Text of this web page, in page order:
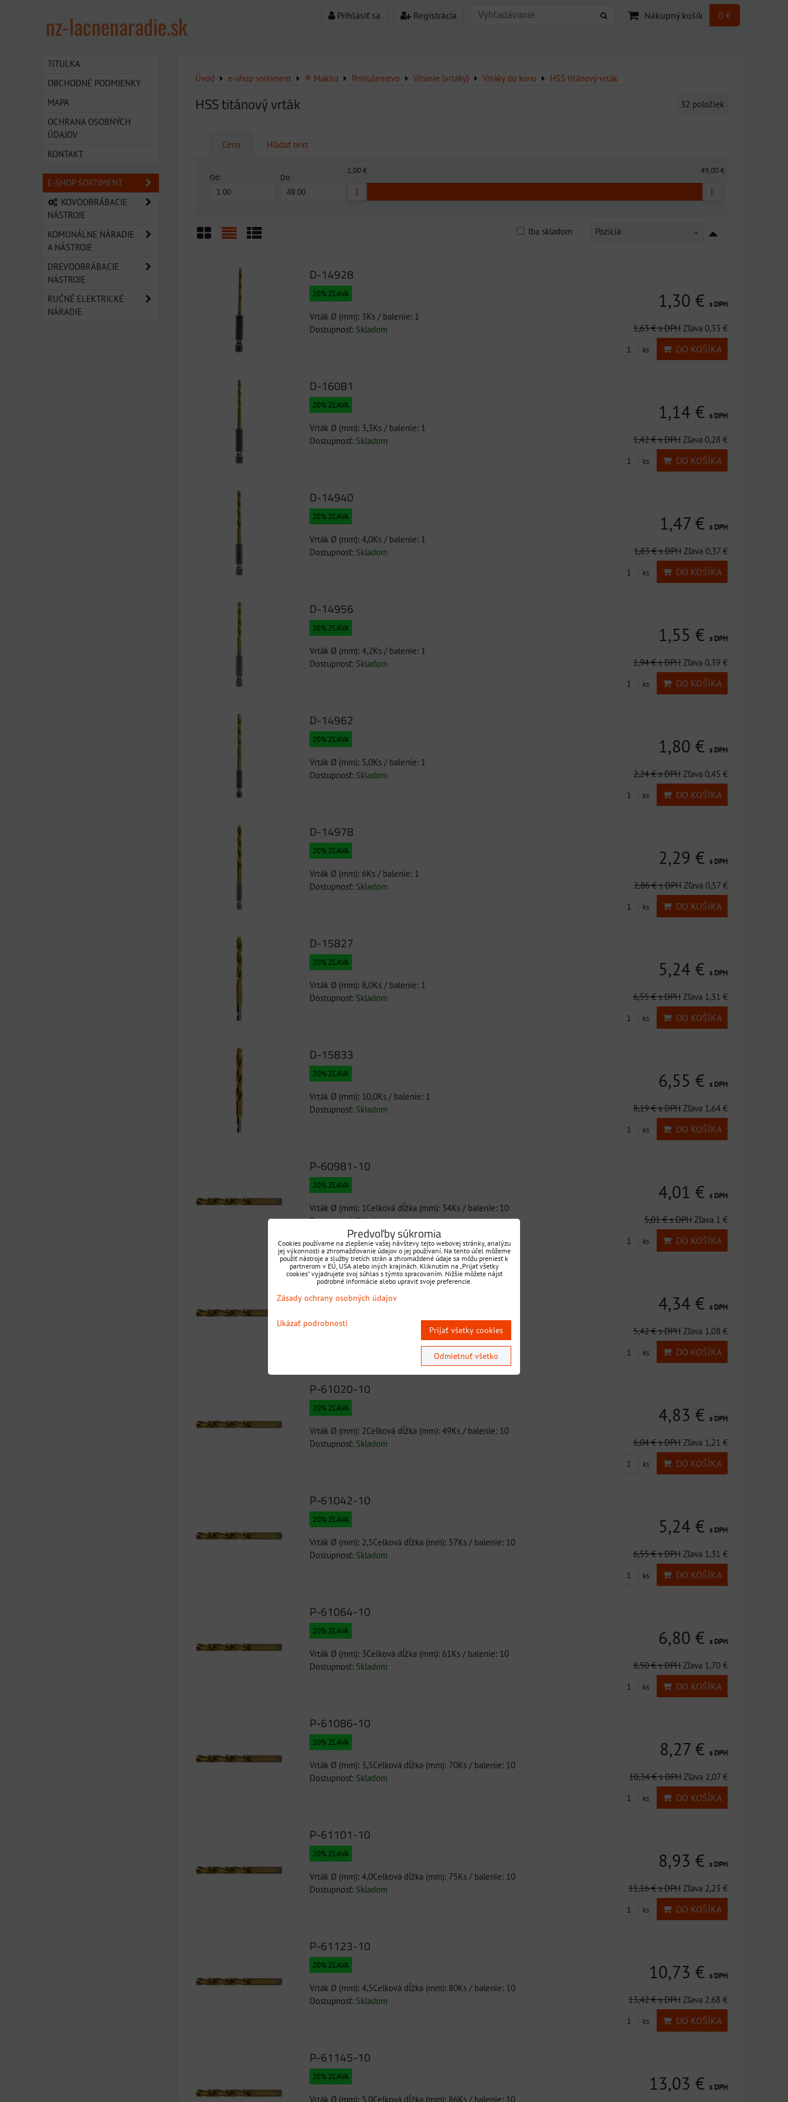
Prihlásiť sa Registrácia Nákupný košík 0 €
nz-lacnenaradie.sk
Úvod e-shop sortiment ® Makita Príslušenstvo Vŕtanie (vrtáky) Vrtáky do kovu HSS titánový vrták
HSS titánový vrták 32 položiek
Cena Hľadať text
Od: Do:
1,00 € 49,00 €
Pozícia
Iba skladom
D-14928
20% ZĽAVA
Vrták Ø (mm): 3Ks / balenie: 1
Dostupnosť: Skladom
1,30 € s DPH
1,63 €s DPH Zľava 0,33 €
ks DO KOŠÍKA
D-16081
20% ZĽAVA
Vrták Ø (mm): 3,3Ks / balenie: 1
Dostupnosť: Skladom
1,14 € s DPH
1,42 €s DPH Zľava 0,28 €
ks DO KOŠÍKA
D-14940
20% ZĽAVA
Vrták Ø (mm): 4,0Ks / balenie: 1
Dostupnosť: Skladom
1,47 € s DPH
1,83 €s DPH Zľava 0,37 €
ks DO KOŠÍKA
D-14956
20% ZĽAVA
Vrták Ø (mm): 4,2Ks / balenie: 1
Dostupnosť: Skladom
1,55 € s DPH
1,94 €s DPH Zľava 0,39 €
ks DO KOŠÍKA
D-14962
20% ZĽAVA
Vrták Ø (mm): 5,0Ks / balenie: 1
Dostupnosť: Skladom
1,80 € s DPH
2,24 €s DPH Zľava 0,45 €
ks DO KOŠÍKA
D-14978
20% ZĽAVA
Vrták Ø (mm): 6Ks / balenie: 1
Dostupnosť: Skladom
2,29 € s DPH
2,86 €s DPH Zľava 0,57 €
ks DO KOŠÍKA
D-15827
20% ZĽAVA
Vrták Ø (mm): 8,0Ks / balenie: 1
Dostupnosť: Skladom
5,24 € s DPH
6,55 €s DPH Zľava 1,31 €
ks DO KOŠÍKA
D-15833
20% ZĽAVA
Vrták Ø (mm): 10,0Ks / balenie: 1
Dostupnosť: Skladom
6,55 € s DPH
8,19 €s DPH Zľava 1,64 €
ks DO KOŠÍKA
P-60981-10
20% ZĽAVA
Vrták Ø (mm): 1Celková dĺžka (mm): 34Ks / balenie: 10
Dostupnosť:Skladom
4,01 € s DPH
5,01 €s DPH Zľava 1 €
ks DO KOŠÍKA
P-61008-10
20% ZĽAVA
Vrták Ø (mm): 1,5Celková dĺžka (mm): 40Ks / balenie: 10
4,34 € s DPH
5,42 €s DPH Zľava 1,08 €
ks DO KOŠÍKA
P-61020-10
20% ZĽAVA
Vrták Ø (mm): 2Celková dĺžka (mm): 49Ks / balenie: 10
Dostupnosť: Skladom
4,83 € s DPH
6,04 €s DPH Zľava 1,21 €
ks DO KOŠÍKA
P-61042-10
20% ZĽAVA
Vrták Ø (mm): 2,5Celková dĺžka (mm): 57Ks / balenie: 10
Dostupnosť: Skladom
5,24 € s DPH
6,55 €s DPH Zľava 1,31 €
ks DO KOŠÍKA
P-61064-10
20% ZĽAVA
Vrták Ø (mm): 3Celková dĺžka (mm): 61Ks / balenie: 10
Dostupnosť: Skladom
6,80 € s DPH
8,50 €s DPH Zľava 1,70 €
ks DO KOŠÍKA
P-61086-10
20% ZĽAVA
Vrták Ø (mm): 3,5Celková dĺžka (mm): 70Ks / balenie: 10
Dostupnosť: Skladom
8,27 € s DPH
10,34 €s DPH Zľava 2,07 €
ks DO KOŠÍKA
P-61101-10
20% ZĽAVA
Vrták Ø (mm): 4,0Celková dĺžka (mm): 75Ks / balenie: 10
Dostupnosť: Skladom
8,93 € s DPH
11,16 €s DPH Zľava 2,23 €
ks DO KOŠÍKA
P-61123-10
20% ZĽAVA
Vrták Ø (mm): 4,5Celková dĺžka (mm): 80Ks / balenie: 10
Dostupnosť: Skladom
10,73 € s DPH
13,42 €s DPH Zľava 2,68 €
ks DO KOŠÍKA
P-61145-10
20% ZĽAVA
Vrták Ø (mm): 5,0Celková dĺžka (mm): 86Ks / balenie: 10
13,03 € s DPH
TITULKA
OBCHODNÉ PODMIENKY
MAPA
OCHRANA OSOBNÝCH
ÚDAJOV
KONTAKT
E-SHOP SORTIMENT
KOVOOBRÁBACIE
NÁSTROJE
KOMUNÁLNE NÁRADIE
A NÁSTROJE
DREVOOBRÁBACIE
NÁSTROJE
RUČNÉ ELEKTRICKÉ
NÁRADIE
Predvoľby súkromia
Cookies používame na zlepšenie vašej návštevy tejto webovej stránky, analýzu
jej výkonnosti a zhromažďovanie údajov o jej používaní. Na tento účel môžeme
použiť nástroje a služby tretích strán a zhromaždené údaje sa môžu preniesť k
partnerom v EÚ, USA alebo iných krajinách. Kliknutím na „Prijať všetky
cookies“ vyjadrujete svoj súhlas s týmto spracovaním. Nižšie môžete nájsť
podrobné informácie alebo upraviť svoje preferencie.
Zásady ochrany osobných údajov
Ukázať podrobnosti
Prijať všetky cookies
Odmietnuť všetko